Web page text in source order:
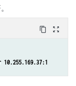
content_copy zoom_out_map